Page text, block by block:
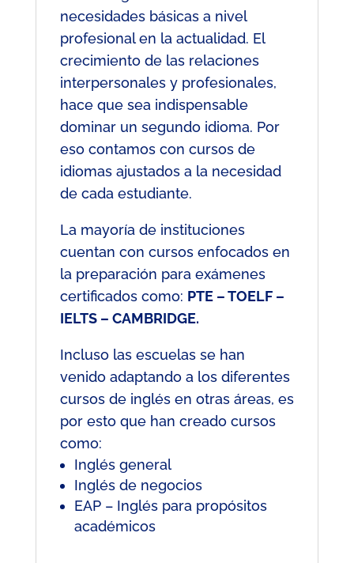
necesidades básicas a nivel
profesional en la actualidad. El
crecimiento de las relaciones
interpersonales y profesionales,
hace que sea indispensable
dominar un segundo idioma. Por
eso contamos con cursos de
idiomas ajustados a la necesidad
de cada estudiante.
La mayoría de instituciones
cuentan con cursos enfocados en
la preparación para exámenes
certificados como: PTE – TOELF –
IELTS – CAMBRIDGE.
Incluso las escuelas se han
venido adaptando a los diferentes
cursos de inglés en otras áreas, es
por esto que han creado cursos
como:
Inglés general
Inglés de negocios
EAP – Inglés para propósitos
académicos